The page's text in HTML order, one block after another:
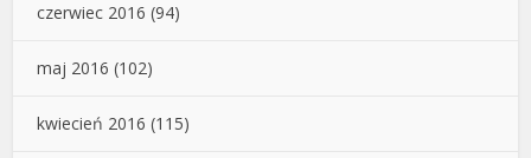
czerwiec 2016 (94)
maj 2016 (102)
kwiecień 2016 (115)